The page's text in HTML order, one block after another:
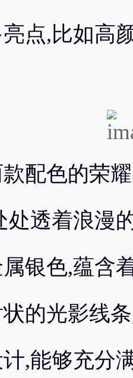
点,比如高
配色的荣
处透着浪漫
银色,蕴含
的光影线
,能够充分